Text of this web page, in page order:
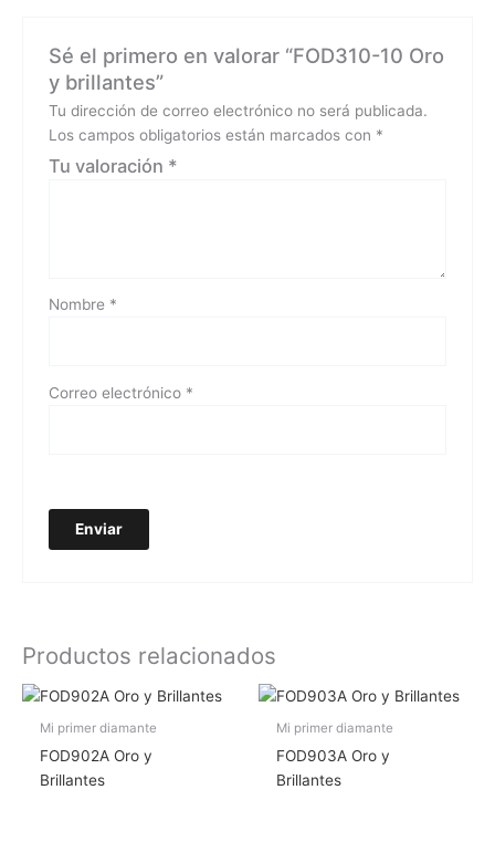
Sé el primero en valorar “FOD310-10 Oro
y brillantes”
Tu dirección de correo electrónico no será publicada.
Los campos obligatorios están marcados con *
Tu valoración *
Nombre *
Correo electrónico *
Productos relacionados
Mi primer diamante
FOD902A Oro y
Brillantes
Mi primer diamante
FOD903A Oro y
Brillantes